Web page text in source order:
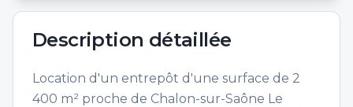
Description détaillée
Location d'un entrepôt d'une surface de 2
400 m² proche de Chalon-sur-Saône Le